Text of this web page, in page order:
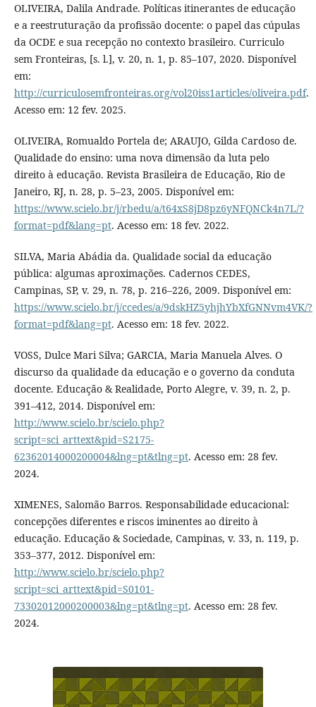
OLIVEIRA, Dalila Andrade. Políticas itinerantes de educação
e a reestruturação da profissão docente: o papel das cúpulas
da OCDE e sua recepção no contexto brasileiro. Curriculo
sem Fronteiras, [s. l.], v. 20, n. 1, p. 85–107, 2020. Disponível
em:
http://curriculosemfronteiras.org/vol20iss1articles/oliveira.pdf.
Acesso em: 12 fev. 2025.
OLIVEIRA, Romualdo Portela de; ARAUJO, Gilda Cardoso de.
Qualidade do ensino: uma nova dimensão da luta pelo
direito à educação. Revista Brasileira de Educação, Rio de
Janeiro, RJ, n. 28, p. 5–23, 2005. Disponível em:
https://www.scielo.br/j/rbedu/a/t64xS8jD8pz6yNFQNCk4n7L/?
format=pdf&lang=pt. Acesso em: 18 fev. 2022.
SILVA, Maria Abádia da. Qualidade social da educação
pública: algumas aproximações. Cadernos CEDES,
Campinas, SP, v. 29, n. 78, p. 216–226, 2009. Disponível em:
https://www.scielo.br/j/ccedes/a/9dskHZ5yhjhYbXfGNNvm4VK/?
format=pdf&lang=pt. Acesso em: 18 fev. 2022.
VOSS, Dulce Mari Silva; GARCIA, Maria Manuela Alves. O
discurso da qualidade da educação e o governo da conduta
docente. Educação & Realidade, Porto Alegre, v. 39, n. 2, p.
391–412, 2014. Disponível em:
http://www.scielo.br/scielo.php?
script=sci_arttext&pid=S2175-
62362014000200004&lng=pt&tlng=pt. Acesso em: 28 fev.
2024.
XIMENES, Salomão Barros. Responsabilidade educacional:
concepções diferentes e riscos iminentes ao direito à
educação. Educação & Sociedade, Campinas, v. 33, n. 119, p.
353–377, 2012. Disponível em:
http://www.scielo.br/scielo.php?
script=sci_arttext&pid=S0101-
73302012000200003&lng=pt&tlng=pt. Acesso em: 28 fev.
2024.